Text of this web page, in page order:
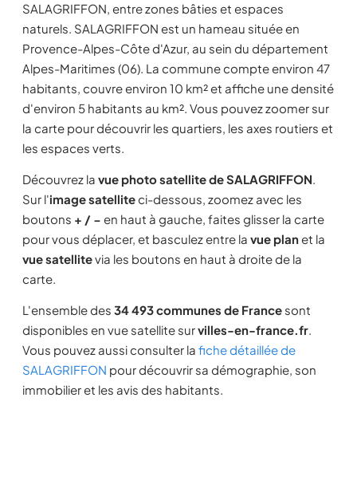
SALAGRIFFON, entre zones bâties et espaces
naturels. SALAGRIFFON est un hameau située en
Provence-Alpes-Côte d'Azur, au sein du département
Alpes-Maritimes (06). La commune compte environ 47
habitants, couvre environ 10 km² et affiche une densité
d'environ 5 habitants au km². Vous pouvez zoomer sur
la carte pour découvrir les quartiers, les axes routiers et
les espaces verts.
Découvrez la vue photo satellite de SALAGRIFFON.
Sur l'image satelliteci-dessous, zoomez avec les
boutons + / − en haut à gauche, faites glisser la carte
pour vous déplacer, et basculez entre la vue planet la
vue satellitevia les boutons en haut à droite de la
carte.
L'ensemble des 34 493 communes de France sont
disponibles en vue satellite survilles-en-france.fr.
Vous pouvez aussi consulter la fiche détaillée de
SALAGRIFFON pour découvrir sa démographie, son
immobilier et les avis des habitants.